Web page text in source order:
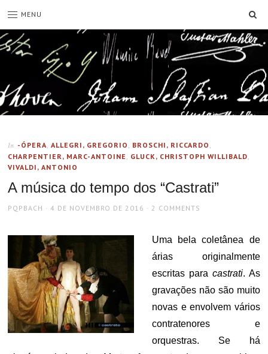
MENU
In -ÓPERA,ALLEGRI, GREGORIO , BROSCHI, RICCARDO ,
CHARPENTIER, MARC-ANTOINE , GLUCK, CHRISTOPH WILLIBALD,
VIVALDI, ANTONIO
A música do tempo dos “Castrati”
AUTHOR
PQPBACH
POSTED
4 DE NOVEMBRO DE 2016 2 COMMENTS
Uma bela coletânea de
árias originalmente
escritas para castrati. As
gravações não são muito
novas e envolvem vários
contratenores e
orquestras. Se há